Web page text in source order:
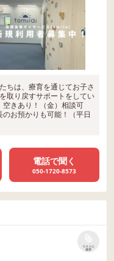
ちは、療育を通じてお子さ
取り戻すサポートをしてい
空きあり！（金）相談可
お預かりも可能！（平日
電話で聞く
050-1720-8573
リストに
保存